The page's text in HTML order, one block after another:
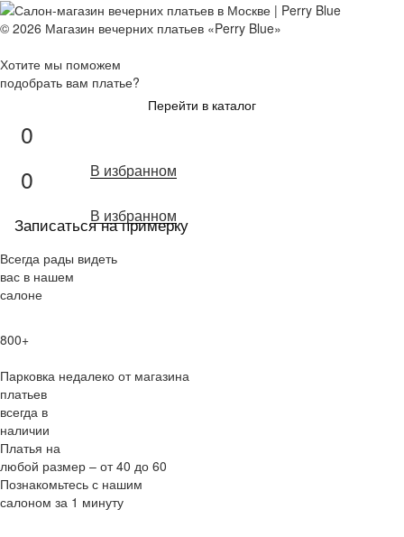
© 2026 Магазин вечерних платьев «Perry Blue»
Хотите мы поможем
подобрать вам платье?
Перейти в каталог
0
В избранном
0
В избранном
Записаться на примерку
Всегда рады видеть
вас в нашем
салоне
800+
Парковка недалеко от магазина
платьев
всегда в
наличии
Платья на
любой размер – от 40 до 60
Познакомьтесь с нашим
салоном за 1 минуту